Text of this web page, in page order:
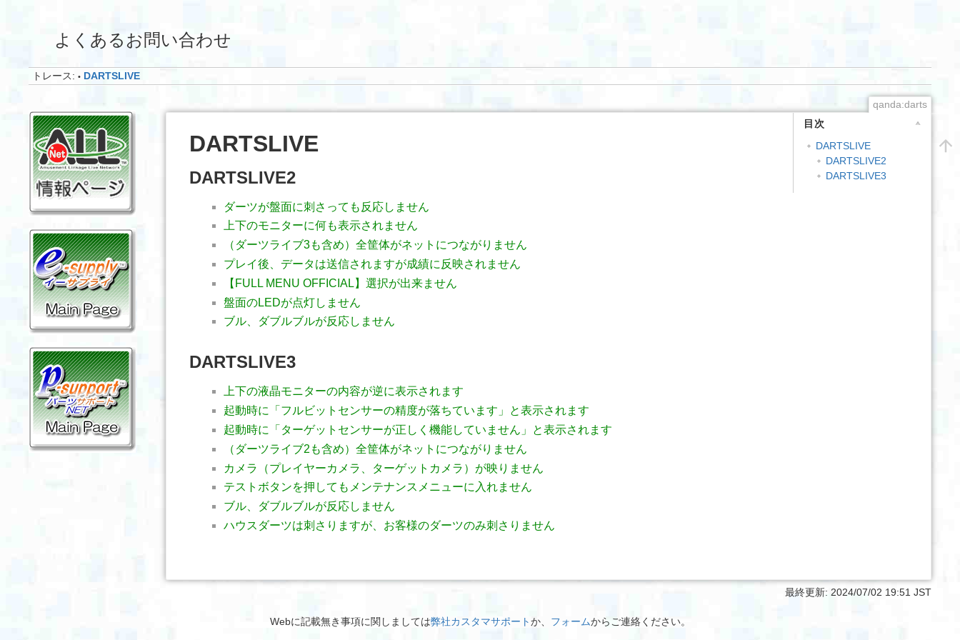
よくあるお問い合わせ
トレース: • DARTSLIVE
qanda:darts
目次
DARTSLIVE
DARTSLIVE2
DARTSLIVE3
DARTSLIVE
DARTSLIVE2
ダーツが盤面に刺さっても反応しません
上下のモニターに何も表示されません
（ダーツライブ3も含め）全筐体がネットにつながりません
プレイ後、データは送信されますが成績に反映されません
【FULL MENU OFFICIAL】選択が出来ません
盤面のLEDが点灯しません
ブル、ダブルブルが反応しません
DARTSLIVE3
上下の液晶モニターの内容が逆に表示されます
起動時に「フルビットセンサーの精度が落ちています」と表示されます
起動時に「ターゲットセンサーが正しく機能していません」と表示されます
（ダーツライブ2も含め）全筐体がネットにつながりません
カメラ（プレイヤーカメラ、ターゲットカメラ）が映りません
テストボタンを押してもメンテナンスメニューに入れません
ブル、ダブルブルが反応しません
ハウスダーツは刺さりますが、お客様のダーツのみ刺さりません
最終更新: 2024/07/02 19:51 JST
Webに記載無き事項に関しましては弊社カスタマサポートか、 フォームからご連絡ください。